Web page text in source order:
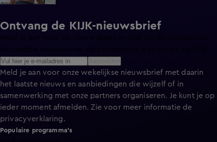
Ontvang de KIJK-nieuwsbrief
Meld je aan voor onze wekelijkse nieuwsbrief met daarin
het laatste nieuws en aanbiedingen die wijzelf of in
samenwerking met onze partners organiseren. Je kunt je op
ieder moment afmelden. Zie voor meer informatie de
privacyverklaring.
Populaire programma's